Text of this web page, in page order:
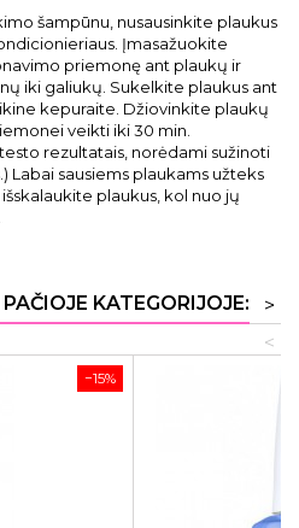
šampūnu, nusausinkite plaukus
Įmasažuokite
priemonę ant plaukų ir
iki galiukų. Sukelkite plaukus ant
kepuraite. Džiovinkite plaukų
veikti iki 30 min.
rezultatais, norėdami sužinoti
Labai sausiems plaukams užteks
plaukus, kol nuo jų
KATEGORIJOJE:
>
<
−15%